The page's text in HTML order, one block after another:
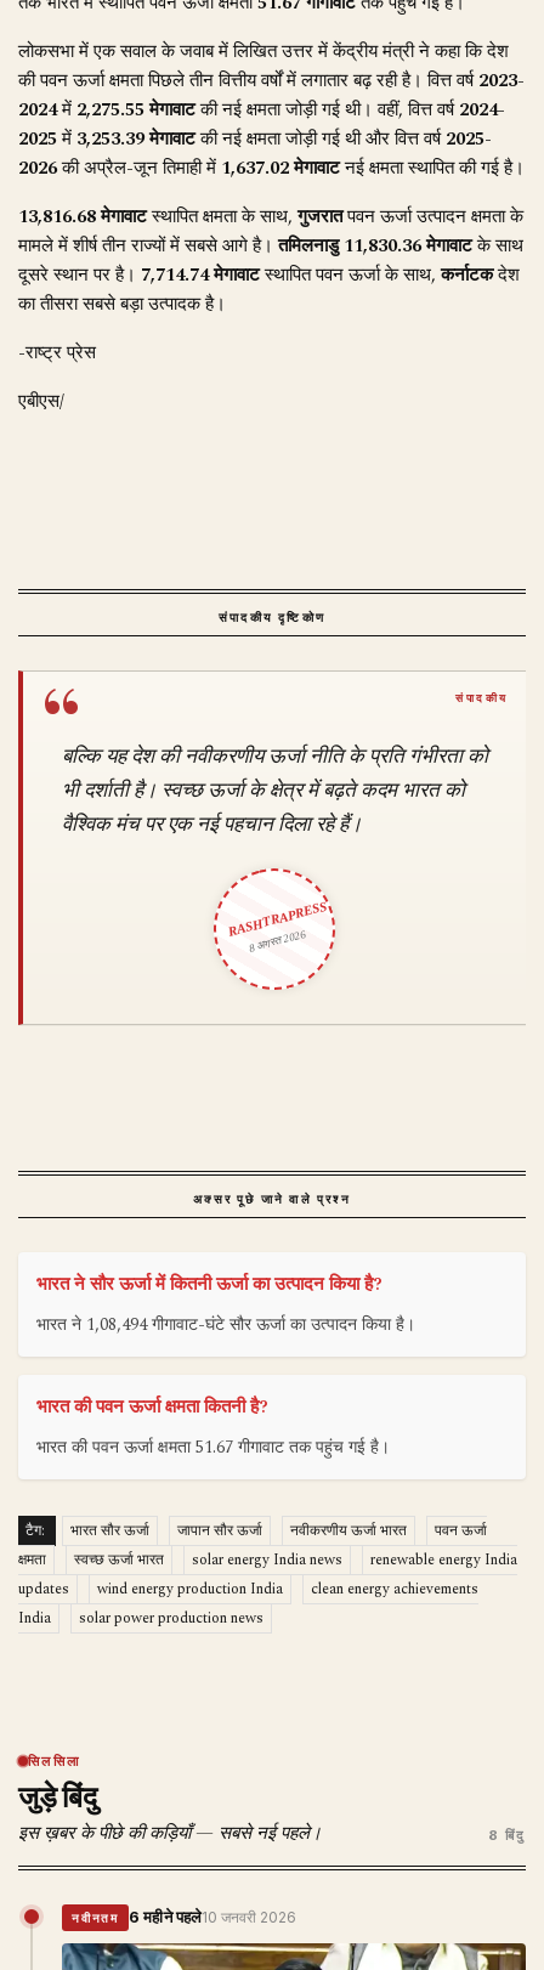
लोकसभा में एक सवाल के जवाब में लिखित उत्तर में केंद्रीय मंत्री ने कहा कि देश
की पवन ऊर्जा क्षमता पिछले तीन वित्तीय वर्षों में लगातार बढ़ रही है। वित्त वर्ष2023-
2024में 2,275.55 मेगावाटकी नई क्षमता जोड़ी गई थी। वहीं, वित्त वर्ष2024-
2025में 3,253.39 मेगावाटकी नई क्षमता जोड़ी गई थी और वित्त वर्ष2025-
2026की अप्रैल-जून तिमाही में 1,637.02 मेगावाटनई क्षमता स्थापित की गई है।
13,816.68 मेगावाटस्थापित क्षमता के साथ,गुजरातपवन ऊर्जा उत्पादन क्षमता के
मामले में शीर्ष तीन राज्यों में सबसे आगे है।तमिलनाडु 11,830.36 मेगावाटके साथ
दूसरे स्थान पर है। 7,714.74 मेगावाटस्थापित पवन ऊर्जा के साथ,कर्नाटकदेश
का तीसरा सबसे बड़ा उत्पादक है।
-राष्ट्र प्रेस
एबीएस/
संपादकीय दृष्टिकोण
बल्कि यह देश की नवीकरणीय ऊर्जा नीति के प्रति गंभीरता को
भी दर्शाती है। स्वच्छ ऊर्जा के क्षेत्र में बढ़ते कदम भारत को
वैश्विक मंच पर एक नई पहचान दिला रहे हैं।
RASHTRAPRESS
8 अगस्त 2026
अक्सर पूछे जाने वाले प्रश्न
भारत ने सौर ऊर्जा में कितनी ऊर्जा का उत्पादन किया है?
भारत ने 1,08,494 गीगावाट-घंटे सौर ऊर्जा का उत्पादन किया है।
भारत की पवन ऊर्जा क्षमता कितनी है?
भारत की पवन ऊर्जा क्षमता 51.67 गीगावाट तक पहुंच गई है।
टैग: भारत सौर ऊर्जा जापान सौर ऊर्जा नवीकरणीय ऊर्जा भारत
पवन ऊर्जा
क्षमता
स्वच्छ ऊर्जा भारत solar energy India news
renewable energy India
updates
wind energy production India
clean energy achievements
India
solar power production news
सिलसिला
जुड़े बिंदु
इस ख़बर के पीछे की कड़ियाँ — सबसे नई पहले। 8 बिंदु
नवीनतम 6 महीने पहले10 जनवरी 2026